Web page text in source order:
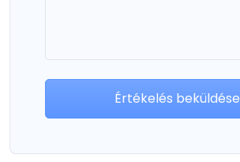
Értékelés beküldése